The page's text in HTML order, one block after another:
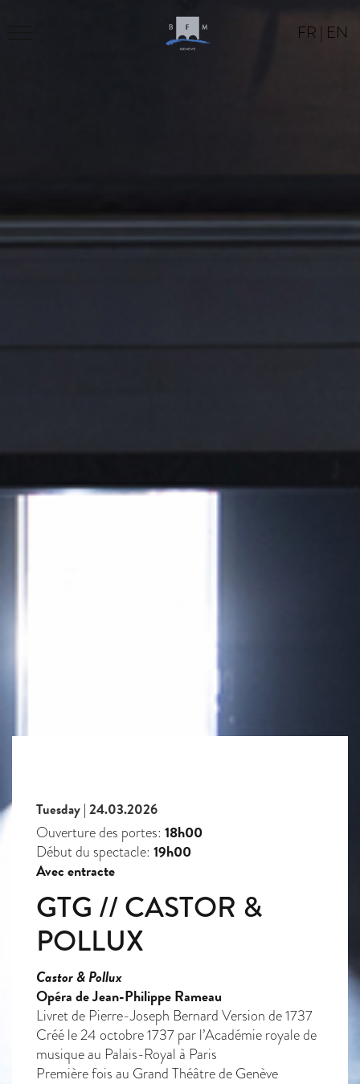
FR EN
Tuesday | 24.03.2026
Ouverture des portes: 18h00
Début du spectacle: 19h00
Avec entracte
GTG // CASTOR &
POLLUX
Castor & Pollux
Opéra de Jean-Philippe Rameau
Livret de Pierre-Joseph Bernard Version de 1737
Créé le 24 octobre 1737 par l’Académie royale de
musique au Palais-Royal à Paris
Première fois au Grand Théâtre de Genève